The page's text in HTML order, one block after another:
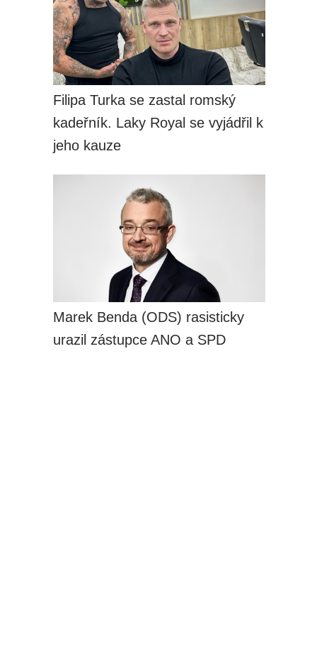
Filipa Turka se zastal romský
kadeřník. Laky Royal se vyjádřil k
jeho kauze
Marek Benda (ODS) rasisticky
urazil zástupce ANO a SPD